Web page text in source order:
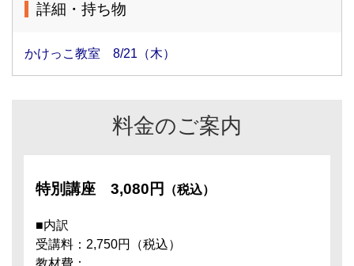
詳細・持ち物
かけっこ教室 8/21（木）
料金のご案内
特別講座 3,080円 （税込）
■内訳
受講料：2,750円（税込）
教材費：